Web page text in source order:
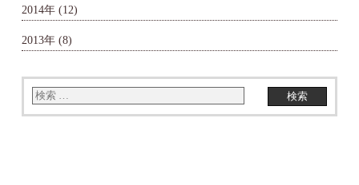
2014年 (12)
2013年 (8)